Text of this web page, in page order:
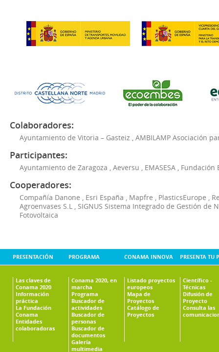
Colaboradores:
Ayuntamiento de Vitoria – Gasteiz , AMBILAMP Asociación
Participantes:
Ayuntamiento de Zaragoza , Aeversu , EMASESA , Fundación
Cooperadores:
Compañía Danone , Esri España , Mapfre , PlasticsEurope ,
Agroenvases S.L , SIGNUS Sistema Integrado de Gestión de
Fotovoltaica
PRESENTACIÓN
Las claves de
Conama 2020
Información
práctica
La Fundación
Conama
Entidades
colaboradoras
PROGRAMA
Conama 2020, en
marcha
Programa
Buscador de
actividades
Buscador de
personas
Buscador de
documentos
Galería
multimedia
CONAMA INNOVA
Listado proyectos
europeos
Mapa de
Proyectos
Catálogo de
Proyectos
PRESENTA TU
Científico -
Técnicas
Difusión de
Proyecto
Consulta las